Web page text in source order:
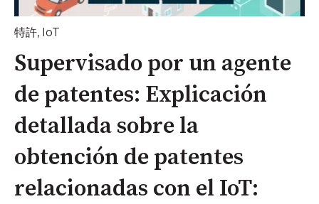
特許, IoT
Supervisado por un agente
de patentes: Explicación
detallada sobre la
obtención de patentes
relacionadas con el IoT: